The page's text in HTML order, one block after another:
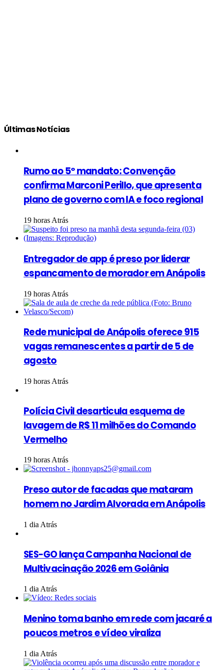
Últimas Notícias
Rumo ao 5º mandato: Convenção
confirma Marconi Perillo, que apresenta
plano de governo com IA e foco regional
19 horas Atrás
Entregador de app é preso por liderar
espancamento de morador em Anápolis
19 horas Atrás
Rede municipal de Anápolis oferece 915
vagas remanescentes a partir de 5 de
agosto
19 horas Atrás
Polícia Civil desarticula esquema de
lavagem de R$ 11 milhões do Comando
Vermelho
19 horas Atrás
Preso autor de facadas que mataram
homem no Jardim Alvorada em Anápolis
1 dia Atrás
SES-GO lança Campanha Nacional de
Multivacinação 2026 em Goiânia
1 dia Atrás
Menino toma banho em rede com jacaré a
poucos metros e vídeo viraliza
1 dia Atrás